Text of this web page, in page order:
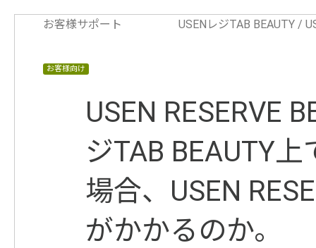
お客様サポート USENレジTAB BEAUTY /
お客様向け
USEN RESERVE
ジTAB BEAUTY
場合、USEN
がかかるのか。